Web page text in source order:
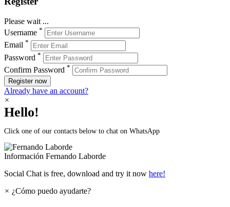
Please wait ...
Username *
Email *
Password *
Confirm Password *
Register now
Already have an account?
×
Hello!
Click one of our contacts below to chat on WhatsApp
Información Fernando Laborde
Social Chat is free, download and try it now here!
× ¿Cómo puedo ayudarte?